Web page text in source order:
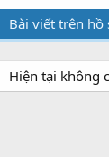
Bài viết trên hồ
Hiện tại không